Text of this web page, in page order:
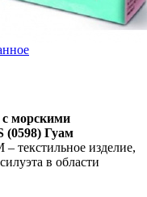
морскими
(0598) Гуам
текстильное изделие,
в области